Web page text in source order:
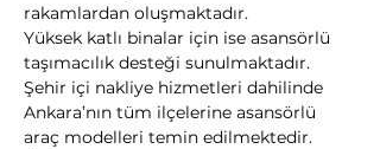
rakamlardan oluşmaktadır.
Yüksek katlı binalar için ise asansörlü
taşımacılık desteği sunulmaktadır.
Şehir içi nakliye hizmetleri dahilinde
Ankara’nın tüm ilçelerine asansörlü
araç modelleri temin edilmektedir.